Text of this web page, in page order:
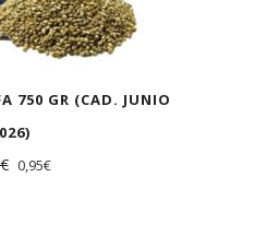
750 GR (CAD. JUNIO
€ 0,95€